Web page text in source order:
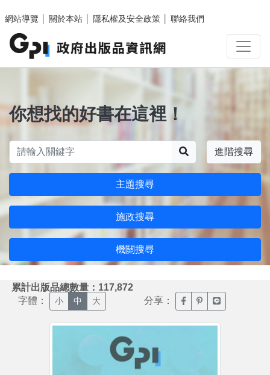
網站導覽
關於本站 隱私權及安全政策 聯絡我們
你想找的好書在這裡！
進階搜尋
主題搜尋
施政搜尋
機關搜尋
累計出版品總數量：117,872
字體： 小 中 大 分享： 臉書分享(另開新視窗)
噗浪分享(另開新
Line分享(另